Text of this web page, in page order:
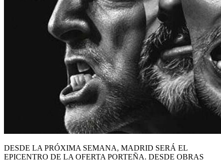
DESDE LA PRÓXIMA SEMANA, MADRID SERÁ EL
EPICENTRO DE LA OFERTA PORTEÑA. DESDE OBRAS